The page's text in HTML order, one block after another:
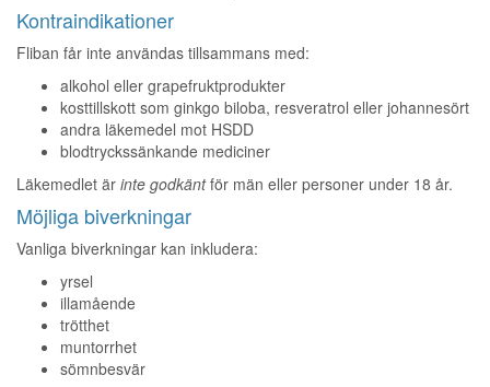
Kontraindikationer
Fliban får inte användas tillsammans med:
alkohol eller grapefruktprodukter
kosttillskott som ginkgo biloba, resveratrol eller johannesört
andra läkemedel mot HSDD
blodtryckssänkande mediciner
Läkemedlet är inte godkäntför män eller personer under 18 år.
Möjliga biverkningar
Vanliga biverkningar kan inkludera:
yrsel
illamående
trötthet
muntorrhet
sömnbesvär